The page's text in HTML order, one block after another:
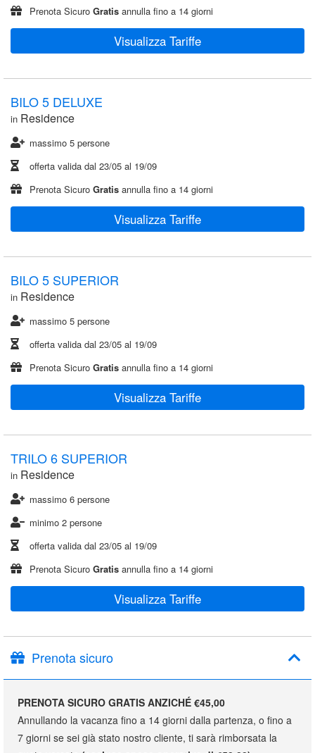
Prenota Sicuro Gratis annulla fino a 14 giorni
Visualizza Tariffe
BILO 5 DELUXE
in Residence
massimo 5 persone
offerta valida dal 23/05 al 19/09
Prenota Sicuro Gratis annulla fino a 14 giorni
Visualizza Tariffe
BILO 5 SUPERIOR
in Residence
massimo 5 persone
offerta valida dal 23/05 al 19/09
Prenota Sicuro Gratis annulla fino a 14 giorni
Visualizza Tariffe
TRILO 6 SUPERIOR
in Residence
massimo 6 persone
minimo 2 persone
offerta valida dal 23/05 al 19/09
Prenota Sicuro Gratis annulla fino a 14 giorni
Visualizza Tariffe
Prenota sicuro
PRENOTA SICURO GRATIS ANZICHÉ €45,00
Annullando la vacanza fino a 14 giorni dalla partenza, o fino a
7 giorni se sei già stato nostro cliente, ti sarà rimborsata la